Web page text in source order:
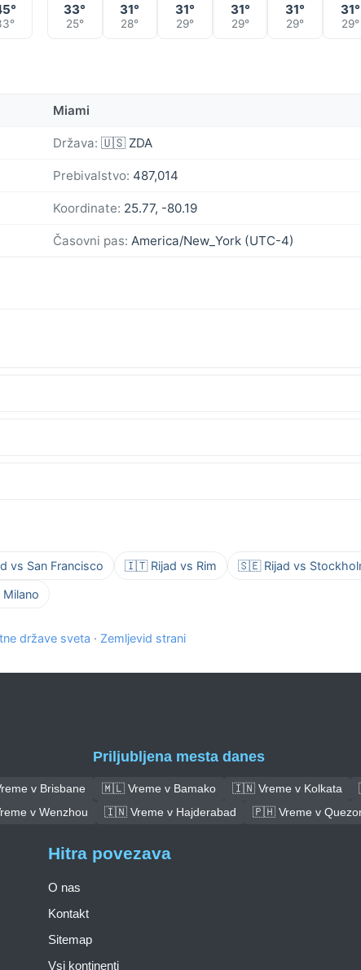
33°
25°
31°
28°
31°
29°
31°
29°
31°
29°
31°
29°
Miami
Država: 🇺🇸 ZDA
Prebivalstvo: 487,014
Koordinate: 25.77, -80.19
Časovni pas: America/New_York (UTC-4)
vs San Francisco 🇮🇹 Rijad vs Rim 🇸🇪 Rijad vs
države sveta · Zemljevid strani
Priljubljena mesta danes
v Brisbane 🇲🇱 Vreme v Bamako 🇮🇳 Vreme v Kolkata
v Wenzhou 🇮🇳 Vreme v Hajderabad 🇵🇭 Vreme v
Hitra povezava
O nas
Kontakt
Sitemap
Vsi kontinenti